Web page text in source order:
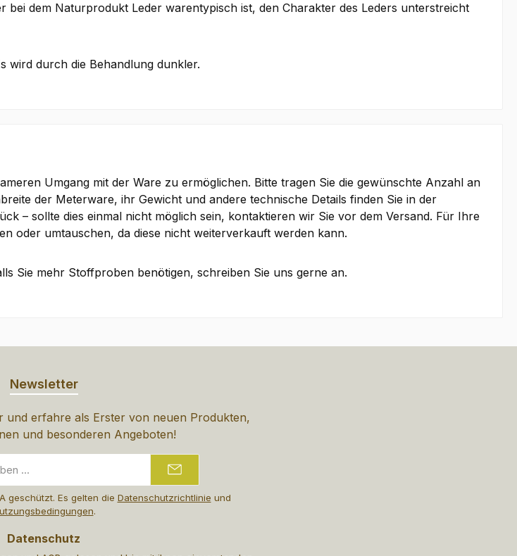
dem Naturprodukt Leder warentypisch ist, den Charakter des Leders unterstreicht
wird durch die Behandlung dunkler.
Umgang mit der Ware zu ermöglichen. Bitte tragen Sie die gewünschte Anzahl an
der Meterware, ihr Gewicht und andere technische Details finden Sie in der
– sollte dies einmal nicht möglich sein, kontaktieren wir Sie vor dem Versand. Für Ihre
oder umtauschen, da diese nicht weiterverkauft werden kann.
Sie mehr Stoffproben benötigen, schreiben Sie uns gerne an.
Newsletter
und erfahre als Erster von neuen Produkten,
und besonderen Angeboten!
geschützt. Es gelten die Datenschutzrichtlinie und
.
Datenschutz